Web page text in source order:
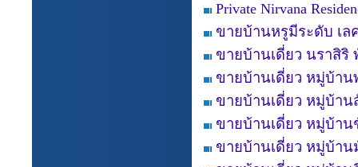
Private Nirvana
ขายบ้านหรูมีระดับ เล
ขายบ้านเดี่ยว นราสิ
ขายบ้านเดี่ยว หมู่บ้าน
ขายบ้านเดี่ยว หมู่บ้า
ขายบ้านเดี่ยว หมู่บ้าน
ขายบ้านเดี่ยว หมู่บ้า